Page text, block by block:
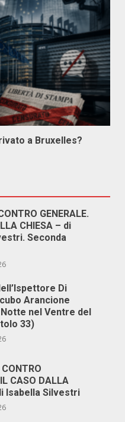
a Bruxelles?
GENERALE.
CHIESA – di
Seconda
Di
Arancione
nel Ventre del
33)
CONTRO
CASO DALLA
Isabella Silvestri